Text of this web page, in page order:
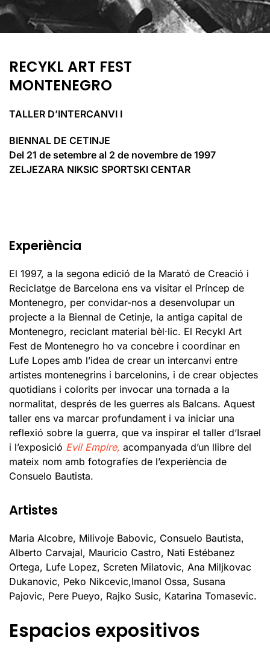
RECYKL ART FEST
MONTENEGRO
TALLER D’INTERCANVI I
BIENNAL DE CETINJE
Del 21 de setembre al 2 de novembre de 1997
ZELJEZARA NIKSIC SPORTSKI CENTAR
Experiència
El 1997, a la segona edició de la Marató de Creació i
Reciclatge de Barcelona ens va visitar el Príncep de
Montenegro, per convidar-nos a desenvolupar un
projecte a la Biennal de Cetinje, la antiga capital de
Montenegro, reciclant material bèl·lic. El Recykl Art
Fest de Montenegro ho va concebre i coordinar en
Lufe Lopes amb l’idea de crear un intercanvi entre
artistes montenegrins i barcelonins, i de crear objectes
quotidians i colorits per invocar una tornada a la
normalitat, després de les guerres als Balcans. Aquest
taller ens va marcar profundament i va iniciar una
reflexió sobre la guerra, que va inspirar el taller d’Israel
i l’exposició Evil Empire, acompanyada d’un llibre del
mateix nom amb fotografíes de l’experiència de
Consuelo Bautista.
Artistes
Maria Alcobre, Milivoje Babovic, Consuelo Bautista,
Alberto Carvajal, Mauricio Castro, Nati Estébanez
Ortega, Lufe Lopez, Screten Milatovic, Ana Miljkovac
Dukanovic, Peko Nikcevic,Imanol Ossa, Susana
Pajovic, Pere Pueyo, Rajko Susic, Katarina Tomasevic.
Espacios expositivos